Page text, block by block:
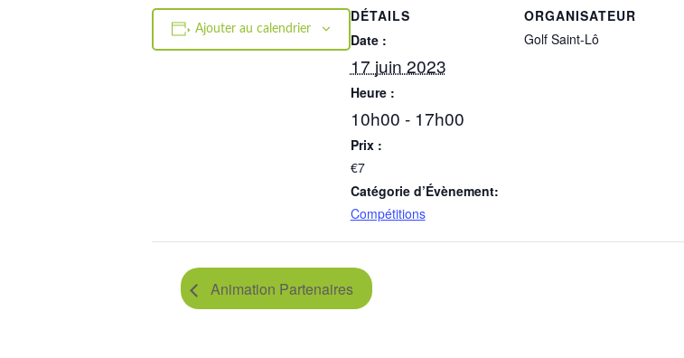
Ajouter au calendrier
DÉTAILS
Date :
17 juin 2023
Heure :
10h00 - 17h00
Prix :
€7
Catégorie d’Évènement:
Compétitions
ORGANISATEUR
Golf Saint-Lô
Animation Partenaires